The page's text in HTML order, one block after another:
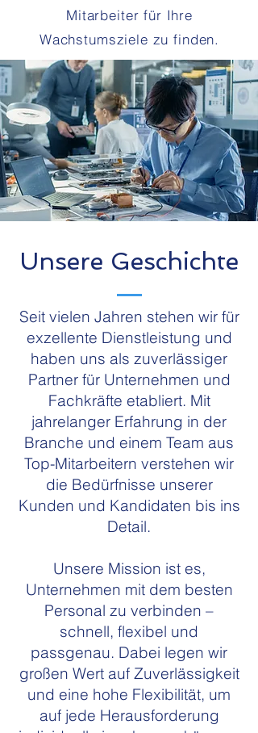
Mitarbeiter für Ihre
Wachstumsziele zu finden.
Unsere Geschichte
Seit vielen Jahren stehen wir für
exzellente Dienstleistung und
haben uns als zuverlässiger
Partner für Unternehmen und
Fachkräfte etabliert. Mit
jahrelanger Erfahrung in der
Branche und einem Team aus
Top-Mitarbeitern verstehen wir
die Bedürfnisse unserer
Kunden und Kandidaten bis ins
Detail.
Unsere Mission ist es,
Unternehmen mit dem besten
Personal zu verbinden –
schnell, flexibel und
passgenau. Dabei legen wir
großen Wert auf Zuverlässigkeit
und eine hohe Flexibilität, um
auf jede Herausforderung